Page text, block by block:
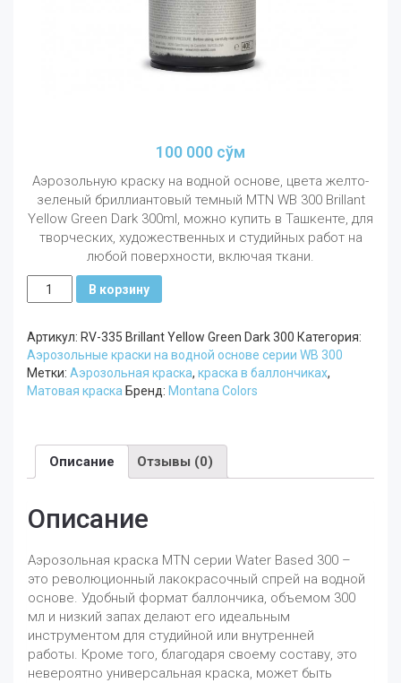
100 000 сўм
Аэрозольную краску на водной основе, цвета желто-
зеленый бриллиантовый темный MTN WB 300 Brillant
Yellow Green Dark 300ml, можно купить в Ташкенте, для
творческих, художественных и студийных работ на
любой поверхности, включая ткани.
Количество
MTN
300
мл
Зелено-
Желтый
RV-
В корзину
Артикул: RV-335 Brillant Yellow Green Dark 300 Категория:
Аэрозольные краски на водной основе серии WB 300
Метки: Аэрозольная краска, краска в баллончиках,
Матовая краска Бренд: Montana Colors
Описание Отзывы (0)
Описание
Аэрозольная краска MTN серии Water Based 300 –
это революционный лакокрасочный спрей на водной
основе. Удобный формат баллончика, объемом 300
мл и низкий запах делают его идеальным
инструментом для студийной или внутренней
работы. Кроме того, благодаря своему составу, это
невероятно универсальная краска, может быть